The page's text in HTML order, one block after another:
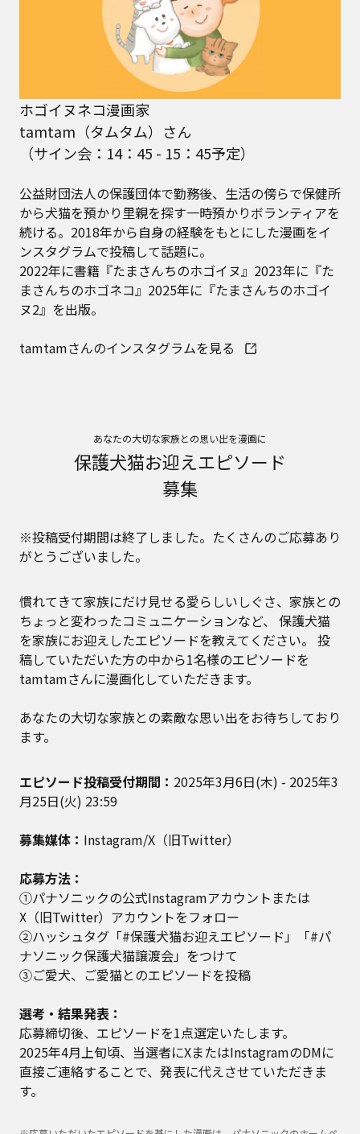
ホゴイヌネコ漫画家
tamtam（タムタム）さん
（サイン会：14：45 - 15：45予定）
公益財団法人の保護団体で勤務後、生活の傍らで保健所
から犬猫を預かり里親を探す一時預かりボランティアを
続ける。2018年から自身の経験をもとにした漫画をイ
ンスタグラムで投稿して話題に。
2022年に書籍『たまさんちのホゴイヌ』2023年に『た
まさんちのホゴネコ』2025年に『たまさんちのホゴイ
ヌ2』を出版。
tamtamさんのインスタグラムを見る
あなたの大切な家族との思い出を漫画に
保護犬猫お迎えエピソード
募集
※投稿受付期間は終了しました。たくさんのご応募あり
がとうございました。
慣れてきて家族にだけ見せる愛らしいしぐさ、家族との
ちょっと変わったコミュニケーションなど、
保護犬猫
を家族にお迎えしたエピソードを教えてください。 投
稿していただいた方の中から1名様のエピソードを
tamtamさんに漫画化していただきます。
あなたの大切な家族との素敵な思い出をお待ちしており
ます。
エピソード投稿受付期間： 2025年3月6日(木) - 2025年3
月25日(火) 23:59
募集媒体： Instagram/X（旧Twitter）
応募方法：
①パナソニックの公式Instagramアカウントまたは
X（旧Twitter）アカウントをフォロー
②ハッシュタグ「#保護犬猫お迎えエピソード」「#パ
ナソニック保護犬猫譲渡会」をつけて
③ご愛犬、ご愛猫とのエピソードを投稿
選考・結果発表：
応募締切後、エピソードを1点選定いたします。
2025年4月上旬頃、当選者にXまたはInstagramのDMに
直接ご連絡することで、発表に代えさせていただきま
す。